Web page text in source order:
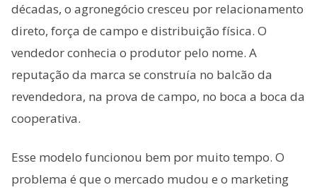
décadas, o agronegócio cresceu por relacionamento
direto, força de campo e distribuição física. O
vendedor conhecia o produtor pelo nome. A
reputação da marca se construía no balcão da
revendedora, na prova de campo, no boca a boca da
cooperativa.
Esse modelo funcionou bem por muito tempo. O
problema é que o mercado mudou e o marketing